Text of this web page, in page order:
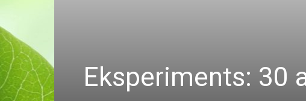
Eksperiments: 30